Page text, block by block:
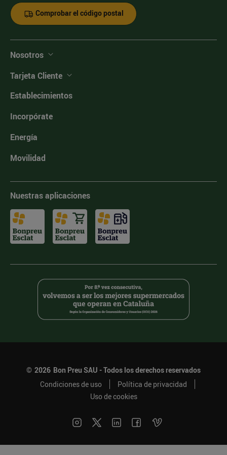
Comprobar el código postal
Nosotros
Tarjeta Cliente
Establecimientos
Incorpórate
Energía
Movilidad
Nuestras aplicaciones
© 2026 Bon Preu SAU - Todos los derechos reservados
Condiciones de uso
Política de privacidad
Uso de cookies